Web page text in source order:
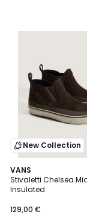
New Collection
VANS
Stivaletti Chelsea
Insulated
129,00 €
4,3
/ 5